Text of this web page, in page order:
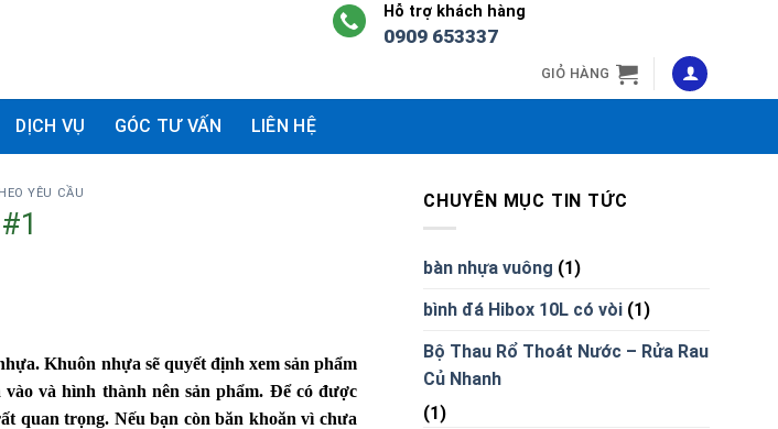
Hỗ trợ khách hàng
0909 653337
GIỎ HÀNG
DỊCH VỤ GÓC TƯ VẤN LIÊN HỆ
YÊU CẦU
Khuôn nhựa sẽ quyết định xem sản phẩm
và hình thành nên sản phẩm. Để có được
quan trọng. Nếu bạn còn băn khoăn vì chưa
CHUYÊN MỤC TIN TỨC
bàn nhựa vuông (1)
bình đá Hibox 10L có vòi (1)
Bộ Thau Rổ Thoát Nước – Rửa Rau
Củ Nhanh
(1)